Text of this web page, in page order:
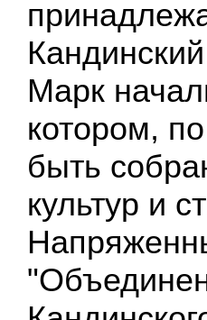
Марк
котором,
быть
культур и